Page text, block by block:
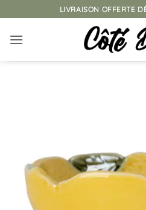
au
contenu
LIVRAISON OFFERTE